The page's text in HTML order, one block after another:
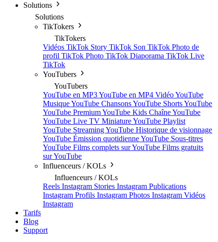
Solutions
Solutions
TikTokers
TikTokers
Vidéos TikTok Story TikTok Son TikTok Photo de
profil TikTok Photo TikTok Diaporama TikTok Live
TikTok
YouTubers
YouTubers
YouTube en MP3YouTube en MP4 Vidéo YouTube
Musique YouTube Chansons YouTube Shorts YouTube
YouTube PremiumYouTube Kids Chaîne YouTube
YouTube Live TV Miniature YouTube Playlist
YouTube Streaming YouTube Historique de visionnage
YouTube Émission quotidienne YouTube Sous-titres
YouTube Films complets sur YouTube Films gratuits
sur YouTube
Influenceurs / KOLs
Influenceurs / KOLs
Reels Instagram Stories Instagram Publications
Instagram Profils Instagram Photos Instagram Vidéos
Instagram
Tarifs
Blog
Support